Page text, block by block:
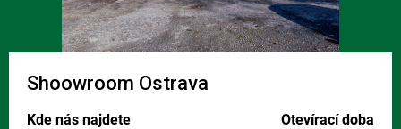
Shoowroom Ostrava
Kde nás najdete Otevírací doba